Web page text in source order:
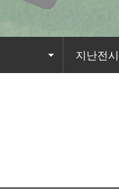
지난전시